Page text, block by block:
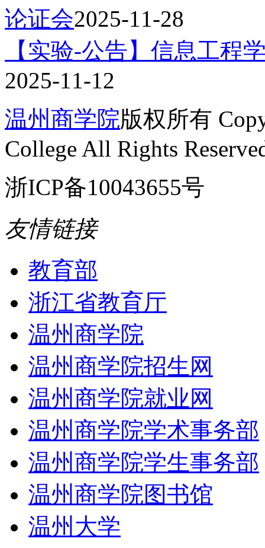
论证会2025-11-28
【实验-公告】信息工程
2025-11-12
温州商学院版权所有
College All Rights
浙ICP备10043655号
友情链接
教育部
浙江省教育厅
温州商学院
温州商学院招生网
温州商学院就业网
温州商学院学术事务部
温州商学院学生事务部
温州商学院图书馆
温州大学